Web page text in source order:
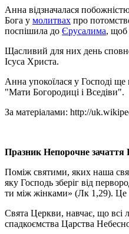
Анна відзначалася
Бога у молитвах про
поспішила до Єрусалима, щоб
Щасливий для них день
Ісуса Христа.
Анна упокоїлася у Господі ще
"Мати Богородиці і Вседіви".
За матеріалами: http://
Празник Непорочне зачаття
Поміж святими, яких наша
яку Господь зберіг від
ти між жінками» (Лк 1,29). Це
Свята Церкви, навчає, що всі
спадкоємства Царства